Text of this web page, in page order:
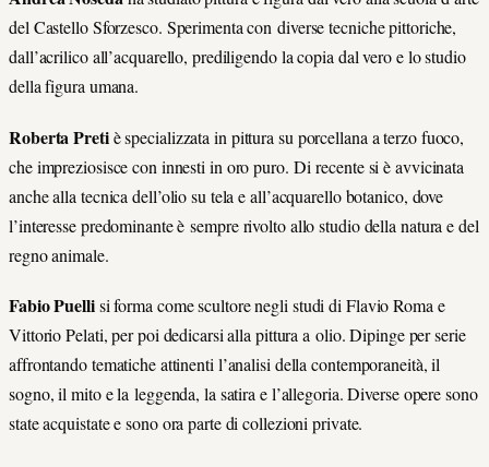
del Castello Sforzesco. Sperimenta con diverse tecniche pittoriche,
dall’acrilico all’acquarello, prediligendo la copia dal vero e lo studio
della figura umana.
Roberta Pretiè specializzata in pittura su porcellana a terzo fuoco,
che impreziosisce con innesti in oro puro. Di recente si è avvicinata
anche alla tecnica dell’olio su tela e all’acquarello botanico, dove
l’interesse predominante è sempre rivolto allo studio della natura e del
regno animale.
Fabio Puellisi forma come scultore negli studi di Flavio Roma e
Vittorio Pelati, per poi dedicarsi alla pittura a olio. Dipinge per serie
affrontando tematiche attinenti l’analisi della contemporaneità, il
sogno, il mito e la leggenda, la satira e l’allegoria. Diverse opere sono
state acquistate e sono ora parte di collezioni private.